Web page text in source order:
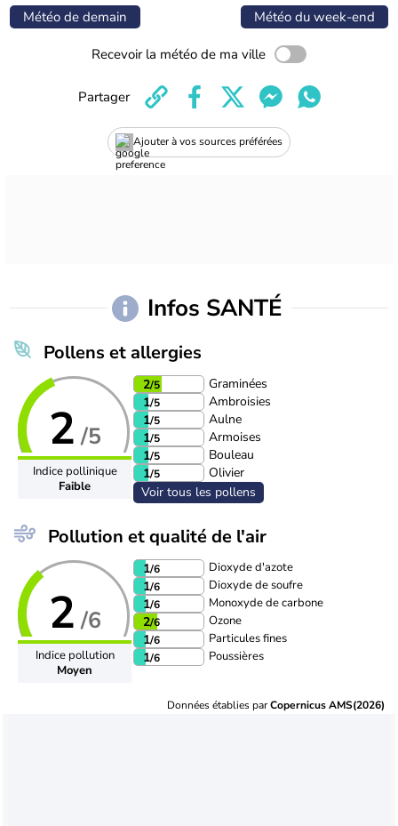
Météo de demain Météo du week-end
Recevoir la météo de ma ville
Ajouter à vos sources préférées
Partager
Infos SANTÉ
Pollens et allergies
2 /5
Indice pollinique
Faible
2/5
Graminées
1/5
Ambroisies
1/5
Aulne
1/5
Armoises
1/5
Bouleau
1/5
Olivier
Voir tous les pollens
Pollution et qualité de l'air
2 /6
Indice pollution
Moyen
1/6 Dioxyde d'azote
1/6 Dioxyde de soufre
1/6 Monoxyde de carbone
2/6 Ozone
1/6 Particules fines
1/6 Poussières
Données établies parCopernicus AMS(2026)